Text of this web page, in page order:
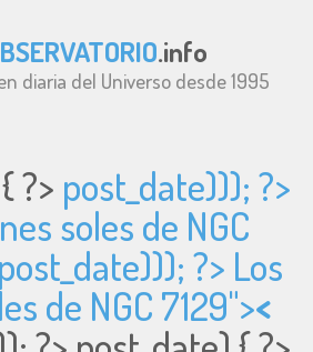
.info
diaria del Universo desde 1995
?> post_date))); ?>
soles de NGC
post_date))); ?> Los
de NGC 7129"><